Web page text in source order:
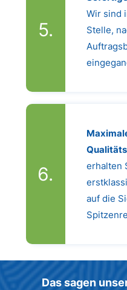
Wir sind
Stelle,
erhalten
auf die
Das sagen